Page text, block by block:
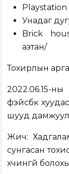
Playstation
Унадаг
Brick
азтан/
Тохирлын
2022.06.15-
фэйсбүүк
шууд
Жич:
сунгасан
хүчингүй